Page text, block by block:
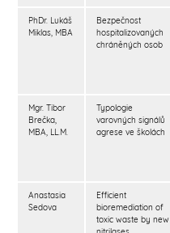
PhDr. Lukáš
Miklas, MBA
Bezpečnost
hospitalizovaných
chráněných osob
Mgr. Tibor
Brečka,
MBA, LL.M.
Typologie
varovných signálů
agrese ve školách
Anastasia
Sedova
Efficient
bioremediation of
toxic waste by new